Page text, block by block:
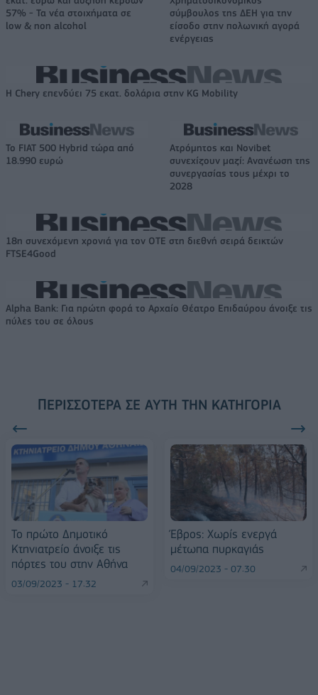
57% - Τα νέα στοιχήματα σε
low & non alcohol
σύμβουλος της ΔΕΗ για την
είσοδο στην πολωνική αγορά
ενέργειας
Η Chery επενδύει 75 εκατ. δολάρια στην KG Mobility
Το FIAT 500 Hybrid τώρα από
18.990 ευρώ
Ατρόμητος και Novibet
συνεχίζουν μαζί: Ανανέωση της
συνεργασίας τους μέχρι το
2028
18η συνεχόμενη χρονιά για τον ΟΤΕ στη διεθνή σειρά δεικτών
FTSE4Good
Alpha Bank: Για πρώτη φορά το Αρχαίο Θέατρο Επιδαύρου άνοιξε τις
πύλες του σε όλους
ΠΕΡΙΣΣΌΤΕΡΑ ΣΕ ΑΥΤΉ ΤΗΝ ΚΑΤΗΓΟΡΊΑ
Το πρώτο Δημοτικό
Κτηνιατρείο άνοιξε τις
πόρτες του στην Αθήνα
03/09/2023 - 17:32
Έβρος: Χωρίς ενεργά
μέτωπα πυρκαγιάς
04/09/2023 - 07:30